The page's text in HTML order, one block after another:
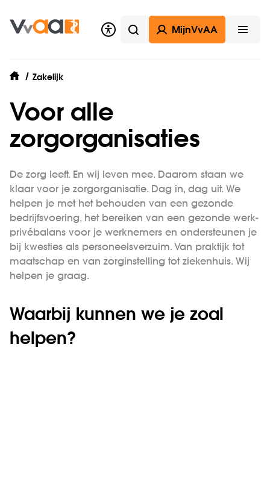
Zoeken
MijnVvAA
home
Zakelijk
Voor alle
zorgorganisaties
De zorg leeft. En wij leven mee. Daarom staan we
klaar voor je zorgorganisatie. Dag in, dag uit. We
helpen je met het behouden van een gezonde
bedrijfsvoering, het bereiken van een gezonde werk-
privébalans voor je werknemers en ondersteunen je
bij kwesties als personeelsverzuim. Van praktijk tot
maatschap en van zorginstelling tot ziekenhuis. Wij
helpen je graag.
Waarbij kunnen we je zoal
helpen?